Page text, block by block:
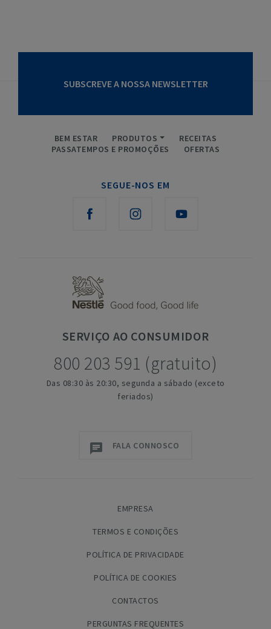
SUBSCREVE A NOSSA NEWSLETTER
BEM ESTAR PRODUTOS
RECEITAS
PASSATEMPOS E PROMOÇÕES
OFERTAS
SEGUE-NOS EM
SERVIÇO AO CONSUMIDOR
800 203 591 (gratuito)
Das 08:30 às 20:30, segunda a sábado (exceto
feriados)
FALA CONNOSCO
EMPRESA
TERMOS E CONDIÇÕES
POLÍTICA DE PRIVACIDADE
POLÍTICA DE COOKIES
CONTACTOS
PERGUNTAS FREQUENTES